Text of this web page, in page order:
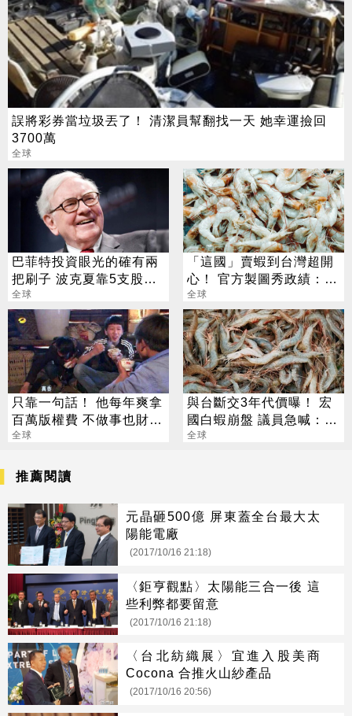
誤將彩券當垃圾丟了！ 清潔員幫翻找一天 她幸運撿回
3700萬
全球
巴菲特投資眼光的確有兩
把刷子 波克夏靠5支股票
打敗2017年股市大盤
全球
「這國」賣蝦到台灣超開
心！ 官方製圖秀政績：喜
賺6千萬
全球
只靠一句話！ 他每年爽拿
百萬版權費 不做事也財富
自由
全球
與台斷交3年代價曝！ 宏
國白蝦崩盤 議員急喊：盼
重談
全球
推薦閱讀
元晶砸500億 屏東蓋全台最大太
陽能電廠
(2017/10/16 21:18)
〈鉅亨觀點〉太陽能三合一後 這
些利弊都要留意
(2017/10/16 21:18)
〈台北紡織展〉宜進入股美商
Cocona 合推火山紗產品
(2017/10/16 20:56)